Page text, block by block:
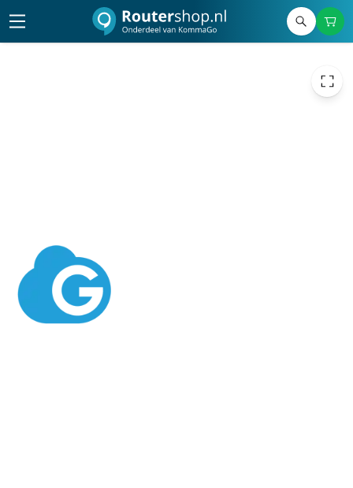
899,00 excl. btw
1.087,79 incl. btw